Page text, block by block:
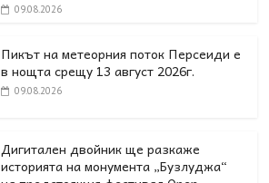
09.08.2026
Пикът на метеорния поток Персеиди е
в нощта срещу 13 август 2026г.
09.08.2026
Дигитален двойник ще разкаже
историята на монумента „Бузлуджа“